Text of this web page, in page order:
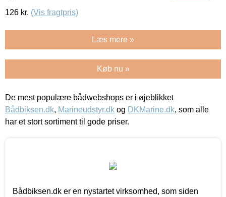
126 kr. (Vis fragtpris)
Læs mere »
Køb nu »
De mest populære bådwebshops er i øjeblikket
Bådbiksen.dk, Marineudstyr.dk og DKMarine.dk, som alle
har et stort sortiment til gode priser.
Bådbiksen.dk er en nystartet virksomhed, som siden